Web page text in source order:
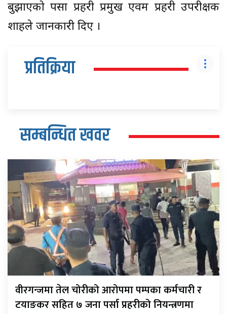
बुझाएको पर्सा प्रहरी प्रमुख एवम प्रहरी उपरीक्षक
शाहले जानकारी दिए ।
प्रतिक्रिया
सम्बन्धित खवर
वीरगन्जमा तेल चोरीको आरोपमा पम्पका कर्मचारी र
टयाङकर सहित ७ जना पर्सा प्रहरीको नियन्त्रणमा